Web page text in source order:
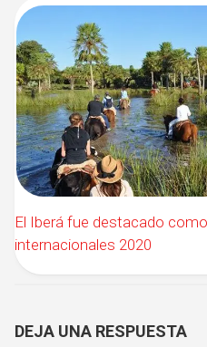
El Iberá fue destacado
internacionales 2020
DEJA UNA RESPUESTA